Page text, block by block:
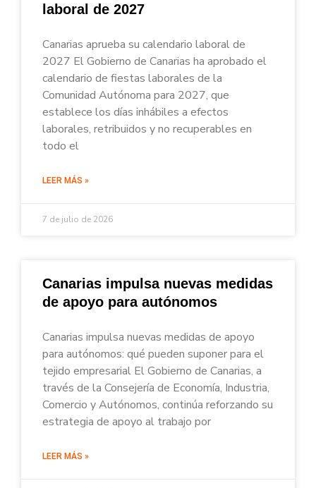
laboral de 2027
Canarias aprueba su calendario laboral de
2027 El Gobierno de Canarias ha aprobado el
calendario de fiestas laborales de la
Comunidad Autónoma para 2027, que
establece los días inhábiles a efectos
laborales, retribuidos y no recuperables en
todo el
LEER MÁS »
7 de julio de 2026
Canarias impulsa nuevas medidas
de apoyo para autónomos
Canarias impulsa nuevas medidas de apoyo
para autónomos: qué pueden suponer para el
tejido empresarial El Gobierno de Canarias, a
través de la Consejería de Economía, Industria,
Comercio y Autónomos, continúa reforzando su
estrategia de apoyo al trabajo por
LEER MÁS »